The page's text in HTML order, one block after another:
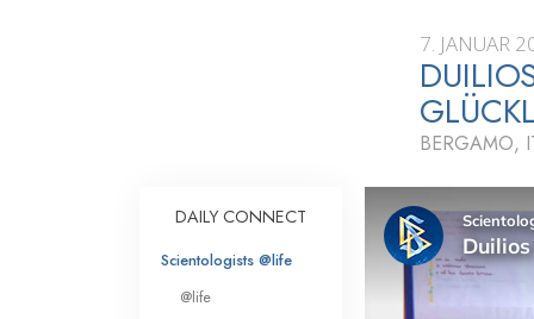
Was
sagen
Lernen Sie einen
Innerhalb einer
Die
Eine Einführung
7. JANUAR
BERGAMO,
DAILY CONNECT
Scientologists @life
@life